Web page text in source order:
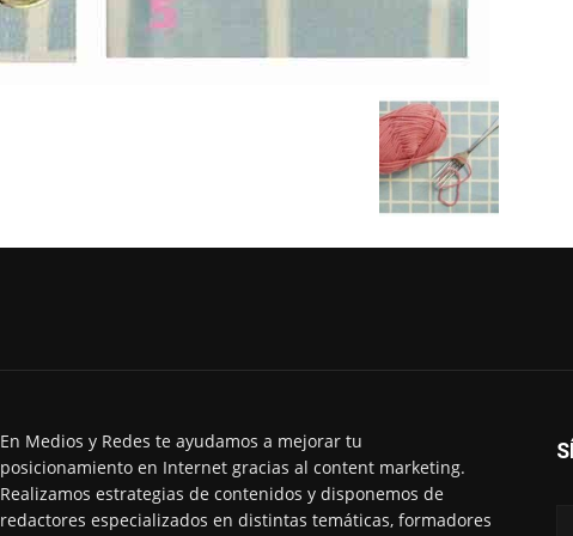
En Medios y Redes te ayudamos a mejorar tu
posicionamiento en Internet gracias al content marketing.
Realizamos estrategias de contenidos y disponemos de
redactores especializados en distintas temáticas, formadores